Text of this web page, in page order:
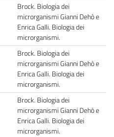
Brock. Biologia dei
microrganismi Gianni Dehò e
Enrica Galli. Biologia dei
microrganismi.
Brock. Biologia dei
microrganismi Gianni Dehò e
Enrica Galli. Biologia dei
microrganismi.
Brock. Biologia dei
microrganismi Gianni Dehò e
Enrica Galli. Biologia dei
microrganismi.